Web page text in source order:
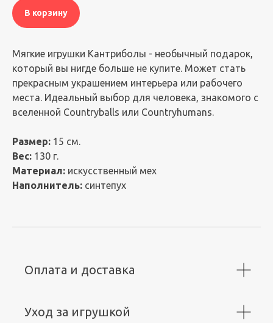
В корзину
Мягкие игрушки Кантриболы - необычный подарок,
который вы нигде больше не купите. Может стать
прекрасным украшением интерьера или рабочего
места. Идеальный выбор для человека, знакомого с
вселенной Countryballs или Countryhumans.
Размер: 15 см.
Вес: 130 г.
Материал: искусственный мех
Наполнитель: синтепух
Оплата и доставка
Уход за игрушкой